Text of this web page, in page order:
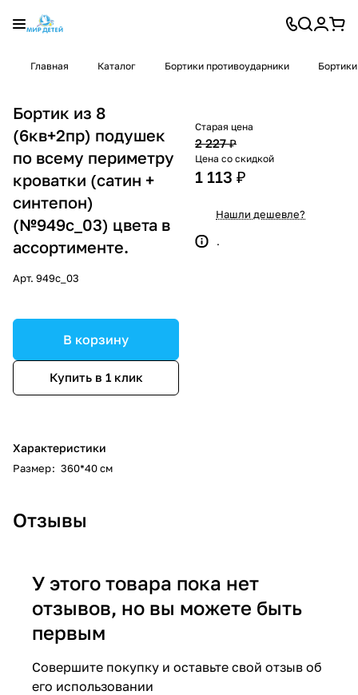
Главная Каталог Бортики противоударники
Бортик из 8
(6кв+2пр) подушек
по всему периметру
кроватки (сатин +
синтепон)
(№949с_03) цвета в
ассортименте.
Арт. 949с_03
В корзину
Купить в 1 клик
Характеристики
Размер: 360*40 см
Старая цена
2 227 ₽
Цена со скидкой
1 113 ₽
Нашли дешевле?
.
Отзывы
У этого товара пока нет
отзывов, но вы можете быть
первым
Совершите покупку и оставьте свой отзыв об
его использовании